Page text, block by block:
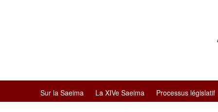
Sur la Saeima La XIVe Saeima Processus législatif